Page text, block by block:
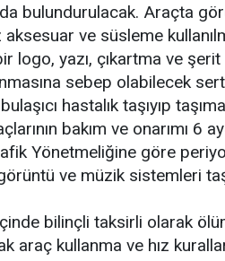
bulundurulacak. Araçta
ve süsleme
logo, yazı, çıkartma ve
sebep olabilecek
hastalık taşıyıp
bakım ve onarımı 6
Yönetmeliğine göre
ve müzik sistemleri
bilinçli taksirli olarak
araç kullanma ve hız